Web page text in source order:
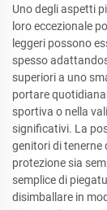
Uno degli aspetti
loro eccezionale
leggeri possono
spesso
superiori a uno
portare
sportiva o nella
significativi. La
genitori di tenerne
protezione sia
semplice di
disimballare in